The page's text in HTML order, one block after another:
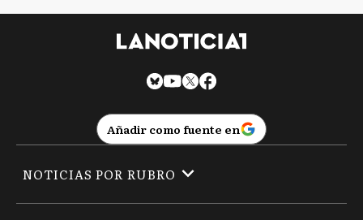
Añadir como fuente en
NOTICIAS POR RUBRO